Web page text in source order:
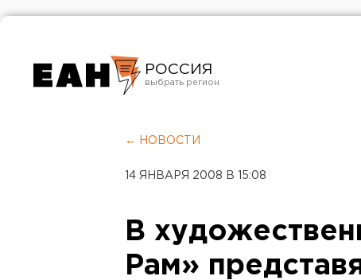
РОССИЯ
Челябинск
← НОВОСТИ
14 ЯНВАРЯ 2008 В 15:08
В
Рам»